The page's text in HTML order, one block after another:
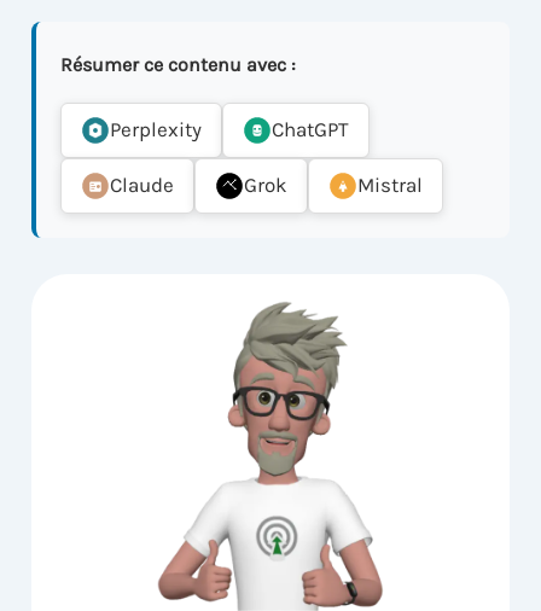
Résumer ce contenu avec :
Perplexity ChatGPT
Claude Grok Mistral